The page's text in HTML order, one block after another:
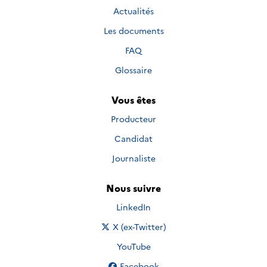
Actualités
Les documents
FAQ
Glossaire
Vous êtes
Producteur
Candidat
Journaliste
Nous suivre
Nous suivre sur
LinkedIn
Nous suivre sur
X (ex-Twitter)
Nous suivre sur
YouTube